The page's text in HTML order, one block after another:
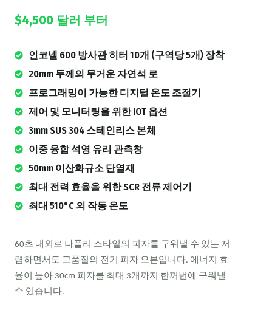
$4,500 달러 부터
인코넬 600 방사관 히터 10개 (구역당 5개) 장착
20mm 두께의 무거운 자연석 로
프로그래밍이 가능한 디지털 온도 조절기
제어 및 모니터링을 위한 IOT 옵션
3mm SUS 304 스테인리스 본체
이중 융합 석영 유리 관측창
50mm 이산화규소 단열재
최대 전력 효율을 위한 SCR 전류 제어기
최대 510°C 의 작동 온도
60초 내외로 나폴리 스타일의 피자를 구워낼 수 있는 저
렴하면서도 고품질의 전기 피자 오븐입니다. 에너지 효
율이 높아 30cm 피자를 최대 3개까지 한꺼번에 구워낼
수 있습니다.